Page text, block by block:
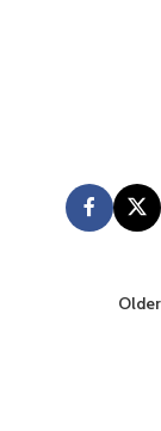
Older